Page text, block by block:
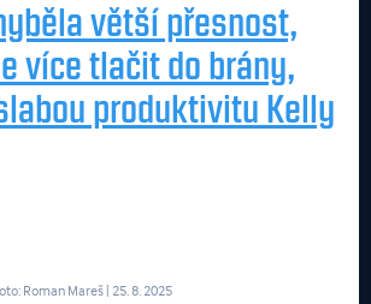
větší přesnost,
více tlačit do brány,
produktivitu Kelly
Roman Mareš| 25. 8. 2025